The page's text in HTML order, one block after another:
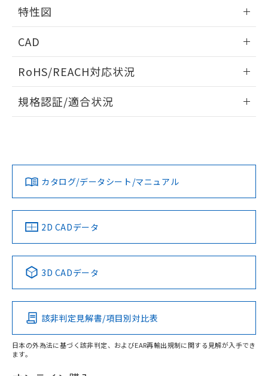
端子配置/内部接続
特性図
開閉容量
CAD
ドすることができます。
ログイン/会員登録
ダウンロードデータをご利用いただく前に、以下を必ずお読
みください。
ソフトウェアの使用条件
RoHS/REACH対応状況
EU RoHS 注意事項・凡例
対応済み
中国 RoHS 注意事項・凡例
Pb Hg Cd Cr(VI)
O
規格認証/適合状況
LR型式承認
（イギリス
船舶規格）
DNV型式承認
（ノルウェー
BV型式承認
（フランス
KR型式
（韓国
No No No No
この製品の規格認証/適合状況ページへ
その他の認証はこちらのページからご検索ください
カタログ/データシート/マニュアル
2D CADデータ
3D CADデータ
該非判定見解書/項目別対比表
日本の外為法に基づく該非判定、およびEAR再輸出規制に関する見解が入手でき
ます。